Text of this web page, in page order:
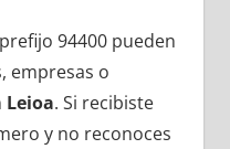
94400 pueden
empresas ο
Leioa. Si recibiste
у no reconoces